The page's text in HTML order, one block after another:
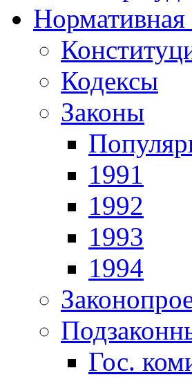
Нормативная
Кодексы
Законы
1991
1992
1993
1994
Гос.